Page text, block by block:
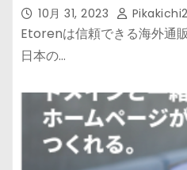
10月 31, 2023
Etorenは信頼できる海外通
日本の…